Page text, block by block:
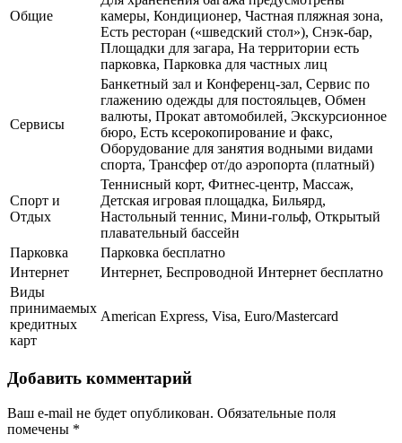
Общие
камеры, Кондиционер, Частная пляжная зона,
Есть ресторан («шведский стол»), Снэк-бар,
Площадки для загара, На территории есть
парковка, Парковка для частных лиц
Сервисы
Банкетный зал и Конференц-зал, Сервис по
глажению одежды для постояльцев, Обмен
валюты, Прокат автомобилей, Экскурсионное
бюро, Есть ксерокопирование и факс,
Оборудование для занятия водными видами
спорта, Трансфер от/до аэропорта (платный)
Спорт и
Отдых
Теннисный корт, Фитнес-центр, Массаж,
Детская игровая площадка, Бильярд,
Настольный теннис, Мини-гольф, Открытый
плавательный бассейн
Парковка
Парковка бесплатно
Интернет
Интернет, Беспроводной Интернет бесплатно
Виды
принимаемых
кредитных
карт
American Express, Visa, Euro/Mastercard
Добавить комментарий
Ваш e-mail не будет опубликован. Обязательные поля
помечены *